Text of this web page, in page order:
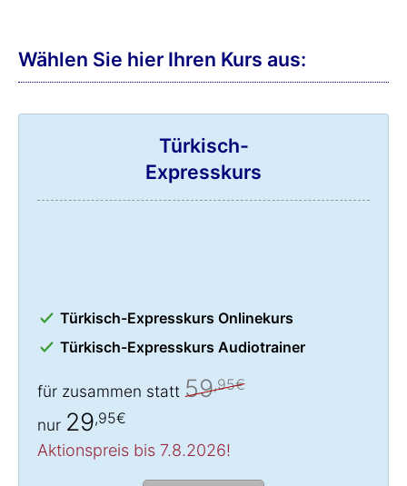
Wählen Sie hier Ihren Kurs aus:
Türkisch-
Expresskurs
Türkisch-Expresskurs Onlinekurs
Türkisch-Expresskurs Audiotrainer
für zusammen statt 59,95€
nur 29,95€
Aktionspreis bis 7.8.2026!